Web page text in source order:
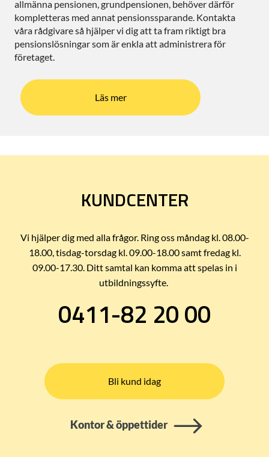
allmänna pensionen, grundpensionen, behöver därför
kompletteras med annat pensionssparande. Kontakta
våra rådgivare så hjälper vi dig att ta fram riktigt bra
pensionslösningar som är enkla att administrera för
företaget.
Läs mer
KUNDCENTER
Vi hjälper dig med alla frågor. Ring oss måndag kl. 08.00-
18.00, tisdag-torsdag kl. 09.00-18.00 samt fredag kl.
09.00-17.30. Ditt samtal kan komma att spelas in i
utbildningssyfte.
0411-82 20 00
Bli kund idag
Kontor & öppettider